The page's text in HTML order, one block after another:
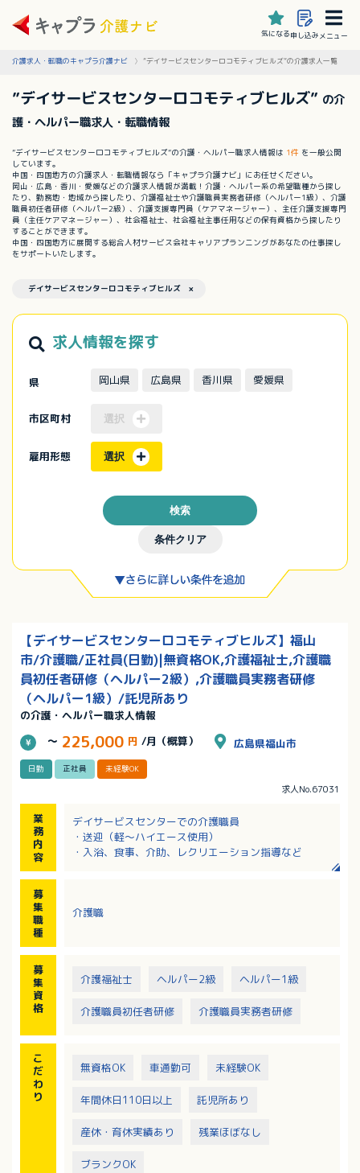
気になる申し込みメニュー
介護求人・転職のキャプラ介護ナビ ”デイサービスセンターロコモティブヒルズ”の介護求人一覧
”デイサービスセンターロコモティブヒルズ” の介
護・ヘルパー職求人・転職情報
”デイサービスセンターロコモティブヒルズ”の介護・ヘルパー職求人情報は 1件 を一般公開
しています。
中国・四国地方の介護求人・転職情報なら「キャプラ介護ナビ」にお任せください。
岡山・広島・香川・愛媛などの介護求人情報が満載！介護・ヘルパー系の希望職種から探し
たり、勤務地・地域から探したり、介護福祉士や介護職員実務者研修（ヘルパー1級）、介護
職員初任者研修（ヘルパー2級）、介護支援専門員（ケアマネージャー）、主任介護支援専門
員（主任ケアマネージャー）、社会福祉士、社会福祉主事任用などの保有資格から探したり
することができます。
中国・四国地方に展開する総合人材サービス会社キャリアプランニングがあなたの仕事探し
をサポートいたします。
デイサービスセンターロコモティブヒルズ ×
求人情報を探す
県 岡山県 広島県 香川県 愛媛県
市区町村 選択
雇用形態 選択
条件クリア
検索
【デイサービスセンターロコモティブヒルズ】福山
市/介護職/正社員(日勤)|無資格OK,介護福祉士,介護職
員初任者研修（ヘルパー2級）,介護職員実務者研修
（ヘルパー1級）/託児所あり
の介護・ヘルパー職求人情報
～ 225,000 円 /月（概算） 広島県福山市
日勤 正社員 未経験OK
求人No.67031
業
務
内
容
デイサービスセンターでの介護職員
・送迎（軽～ハイエース使用）
・入浴、食事、介助、レクリエーション指導など
募
集
職
種
介護職
募
集
資
格
介護福祉士 ヘルパー2級 ヘルパー1級
介護職員初任者研修 介護職員実務者研修
こ
だ
わ
り
無資格OK 車通勤可 未経験OK
年間休日110日以上 託児所あり
産休・育休実績あり 残業ほぼなし
ブランクOK